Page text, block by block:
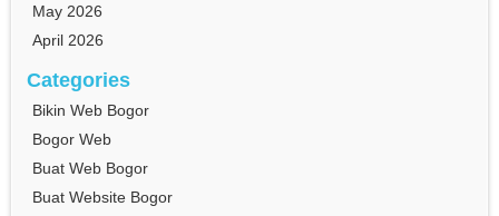
May 2026
April 2026
Categories
Bikin Web Bogor
Bogor Web
Buat Web Bogor
Buat Website Bogor